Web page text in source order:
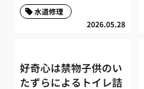
2026.05.28
水道修理
好奇心は禁物子供のい
たずらによるトイレ詰